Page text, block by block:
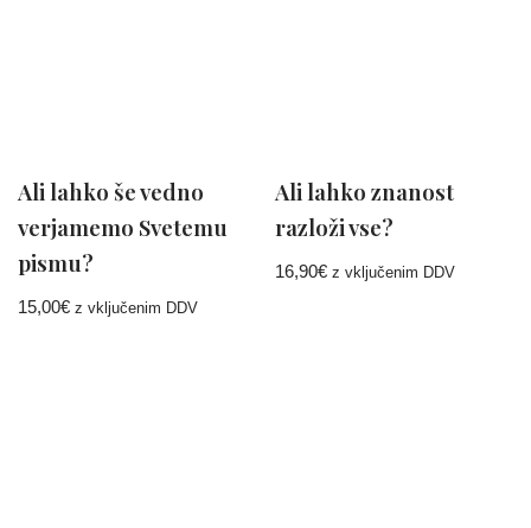
Ali lahko še vedno
verjamemo Svetemu
pismu?
15,00€ z vključenim DDV
Ali lahko znanost
razloži vse?
16,90€ z vključenim DDV